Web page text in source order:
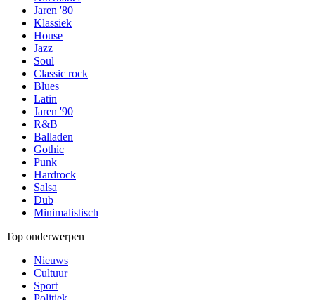
Jaren '80
Klassiek
House
Jazz
Soul
Classic rock
Blues
Latin
Jaren '90
R&B
Balladen
Gothic
Punk
Hardrock
Salsa
Dub
Minimalistisch
Top onderwerpen
Nieuws
Cultuur
Sport